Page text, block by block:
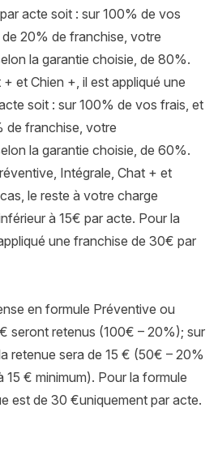
acte soit : sur 100% de vos
20% de franchise, votre
la garantie choisie, de 80%.
et Chien +, il est appliqué une
soit : sur 100% de vos frais, et
de franchise, votre
la garantie choisie, de 60%.
Intégrale, Chat + et
le reste à votre charge
à 15€ par acte. Pour la
une franchise de 30€ par
en formule Préventive ou
seront retenus (100€ – 20%); sur
retenue sera de 15 € (50€ – 20%
15 € minimum). Pour la formule
est de 30 €uniquement par acte.